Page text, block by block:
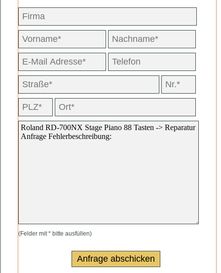
(Felder mit * bitte ausfüllen)